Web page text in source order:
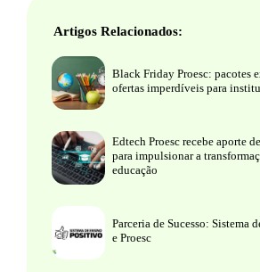
Artigos Relacionados:
Black Friday Proesc: pacotes
ofertas imperdíveis para
Edtech Proesc recebe aporte
para impulsionar a
educação
Parceria de Sucesso: Sistema
e Proesc